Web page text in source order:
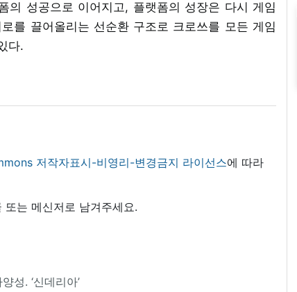
의 성공으로 이어지고, 플랫폼의 성장은 다시 게임
를 끌어올리는 선순환 구조로 크로쓰를 모든 게임
다.
저작자표시-비영리-변경금지 라이선스에 따라
또는 메신저로 남겨주세요.
성. ‘신데리아’